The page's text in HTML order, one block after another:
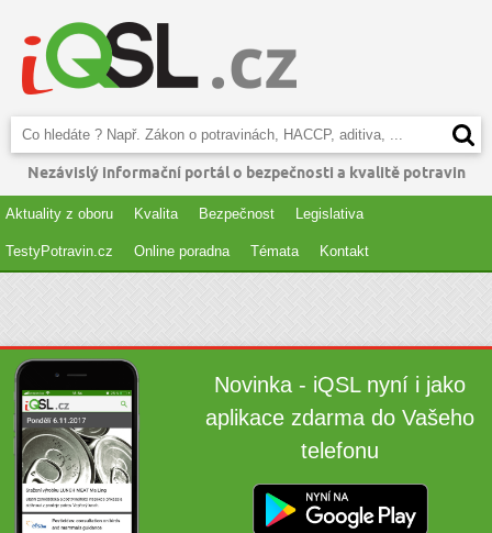
Nezávislý informační portál o bezpečnosti a kvalitě potravin
Aktuality z oboru Kvalita Bezpečnost Legislativa
TestyPotravin.cz Online poradna Témata Kontakt
Novinka - iQSL nyní i jako
aplikace zdarma do Vašeho
telefonu